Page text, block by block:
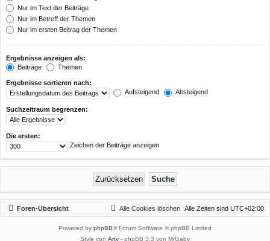
Nur im Text der Beiträge
Nur im Betreff der Themen
Nur im ersten Beitrag der Themen
Ergebnisse anzeigen als:
Beiträge
Themen
Ergebnisse sortieren nach:
Aufsteigend
Absteigend
Suchzeitraum begrenzen:
Die ersten:
Zeichen der Beiträge anzeigen
Foren-Übersicht Alle Zeiten sind UTC+02:00
Alle Cookies löschen
Powered by phpBB® Forum Software © phpBB Limited
Style von Arty - phpBB 3.3 von MrGaby